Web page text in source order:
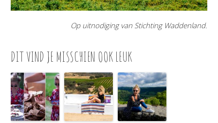
Op uitnodiging van Stichting Waddenland.
DIT VIND JE MISSCHIEN OOK LEUK